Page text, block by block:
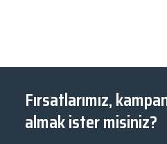
Fırsatlarımız,
almak ister misiniz?